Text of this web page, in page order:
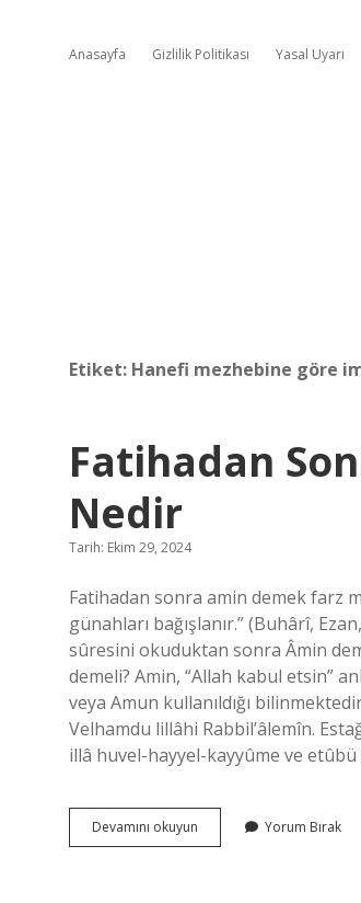
Anasayfa Gizlilik Politikası Yasal Uyarı
Etiket: Hanefi mezhebine göre
Fatihadan
Nedir
Tarih: Ekim 29, 2024
Fatihadan sonra amin demek farz
günahları bağışlanır.” (Buhârî,
sûresini okuduktan sonra Âmin
demeli? Amin, “Allah kabul etsin”
veya Amun kullanıldığı
Velhamdu lillâhi Rabbil’âlemîn.
illâ huvel-hayyel-kayyûme ve etûbü
Devamını okuyun Fatihadan
Sonra
Yorum Bırak